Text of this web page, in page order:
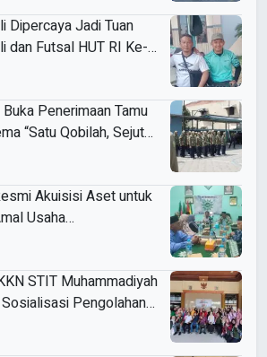
Dipercaya Jadi Tuan
dan Futsal HUT RI Ke-
Penerimaan Tamu
“Satu Qobilah, Sejuta
Akuisisi Aset untuk
Usaha
STIT Muhammadiyah
Pengolahan